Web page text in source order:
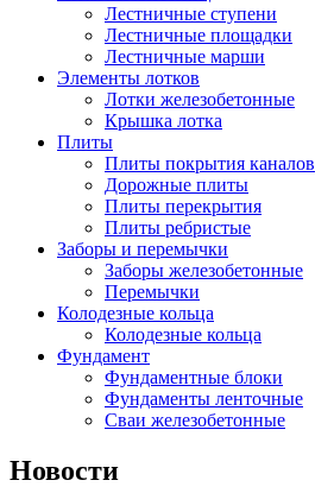
Лестничные ступени
Лестничные площадки
Лестничные марши
Элементы лотков
Лотки железобетонные
Крышка лотка
Плиты
Плиты покрытия каналов
Дорожные плиты
Плиты перекрытия
Плиты ребристые
Заборы и перемычки
Заборы железобетонные
Перемычки
Колодезные кольца
Колодезные кольца
Фундамент
Фундаментные блоки
Фундаменты ленточные
Сваи железобетонные
Новости